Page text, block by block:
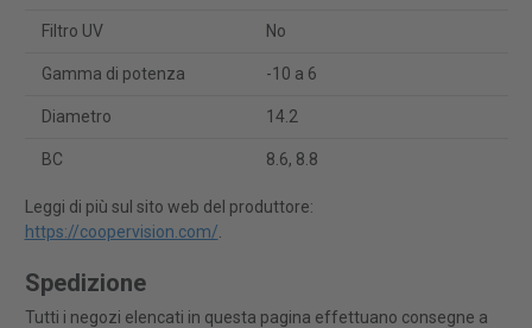
Filtro UV No
Gamma di potenza -10 a 6
Diametro 14.2
BC 8.6, 8.8
Leggi di più sul sito web del produttore:
https://coopervision.com/.
Spedizione
Tutti i negozi elencati in questa pagina effettuano consegne a